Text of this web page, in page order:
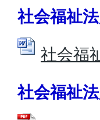
社会福祉
社会福
社会福祉